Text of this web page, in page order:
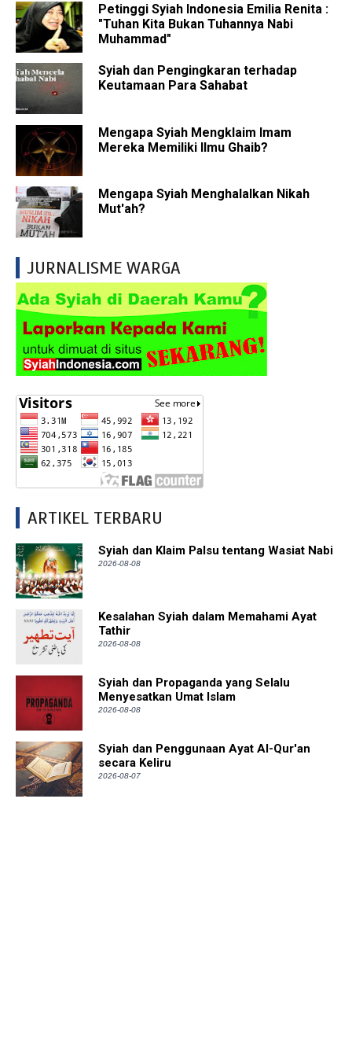
Petinggi Syiah Indonesia Emilia Renita :
"Tuhan Kita Bukan Tuhannya Nabi
Muhammad"
Syiah dan Pengingkaran terhadap
Keutamaan Para Sahabat
Mengapa Syiah Mengklaim Imam
Mereka Memiliki Ilmu Ghaib?
Mengapa Syiah Menghalalkan Nikah
Mut'ah?
JURNALISME WARGA
ARTIKEL TERBARU
Syiah dan Klaim Palsu tentang Wasiat Nabi
2026-08-08
Kesalahan Syiah dalam Memahami Ayat
Tathir
2026-08-08
Syiah dan Propaganda yang Selalu
Menyesatkan Umat Islam
2026-08-08
Syiah dan Penggunaan Ayat Al-Qur'an
secara Keliru
2026-08-07